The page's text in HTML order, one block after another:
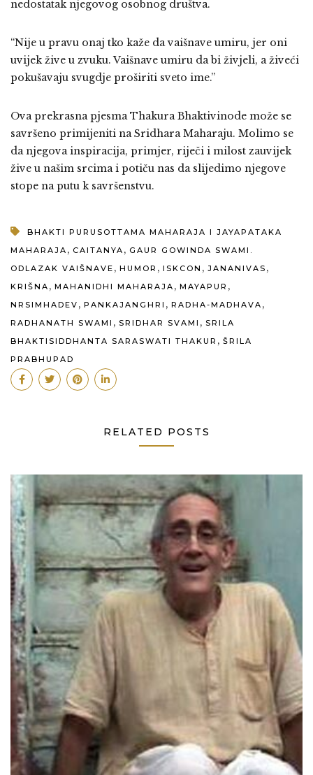
nedostatak njegovog osobnog društva.
“Nije u pravu onaj tko kaže da vaišnave umiru, jer oni
uvijek žive u zvuku. Vaišnave umiru da bi živjeli, a živeći
pokušavaju svugdje proširiti sveto ime.”
Ova prekrasna pjesma Thakura Bhaktivinode može se
savršeno primijeniti na Sridhara Maharaju. Molimo se
da njegova inspiracija, primjer, riječi i milost zauvijek
žive u našim srcima i potiču nas da slijedimo njegove
stope na putu k savršenstvu.
BHAKTI PURUSOTTAMA MAHARAJA I JAYAPATAKA
MAHARAJA , CAITANYA , GAUR GOWINDA SWAMI.
ODLAZAK VAIŠNAVE , HUMOR , ISKCON , JANANIVAS ,
KRIŠNA , MAHANIDHI MAHARAJA , MAYAPUR ,
NRSIMHADEV , PANKAJANGHRI , RADHA-MADHAVA ,
RADHANATH SWAMI , SRIDHAR SVAMI , SRILA
BHAKTISIDDHANTA SARASWATI THAKUR , ŠRILA
PRABHUPAD
RELATED POSTS